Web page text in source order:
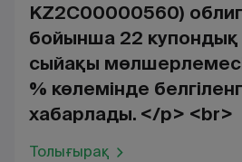
KZ2C00000560)
бойынша 22 купондық
сыйақы
% көлемінде
хабарлады. </p> <br>
Толығырақ